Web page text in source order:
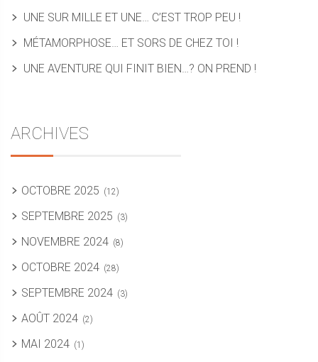
UNE SUR MILLE ET UNE… C’EST TROP PEU !
MÉTAMORPHOSE… ET SORS DE CHEZ TOI !
UNE AVENTURE QUI FINIT BIEN…? ON PREND !
ARCHIVES
OCTOBRE 2025 (12)
SEPTEMBRE 2025 (3)
NOVEMBRE 2024 (8)
OCTOBRE 2024 (28)
SEPTEMBRE 2024 (3)
AOÛT 2024 (2)
MAI 2024 (1)